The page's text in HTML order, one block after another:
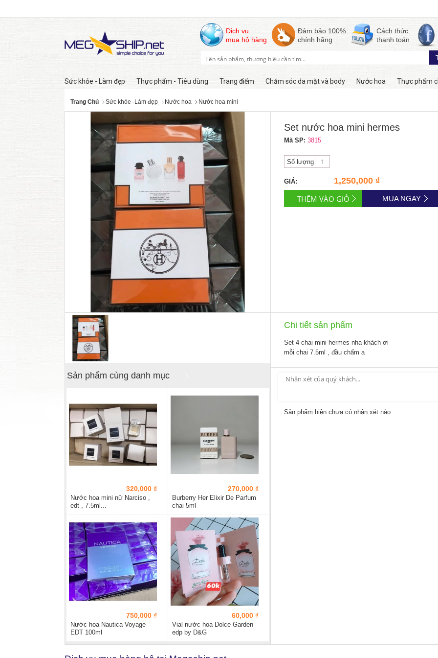
Dịch vụ
mua hộ hàng
Đảm bảo 100%
chính hãng
Cách thức
thanh toán
Sức khỏe - Làm đẹp Thực phẩm - Tiêu dùng Trang điểm Chăm sóc da mặt và body Nước hoa Thực phẩm
Trang Chủ Sức khỏe -Làm đẹp Nước hoa Nước hoa mini
Còn hàng
Sản phẩm cùng danh mục
320,000 ₫
Nước hoa mini nữ Narciso ,
edt , 7.5ml...
270,000 ₫
Burberry Her Elixir De Parfum
chai 5ml
750,000 ₫
Nước hoa Nautica Voyage
EDT 100ml
60,000 ₫
Vial nước hoa Dolce Garden
edp by D&G
Set nước hoa mini hermes
Mã SP: 3815
Số lượng
GIÁ: 1,250,000 ₫
MUA NGAY
Chi tiết sản phẩm
Set 4 chai mini hermes nha khách ơi
mỗi chai 7.5ml , đầu chấm ạ
Sản phẩm hiện chưa có nhận xét nào